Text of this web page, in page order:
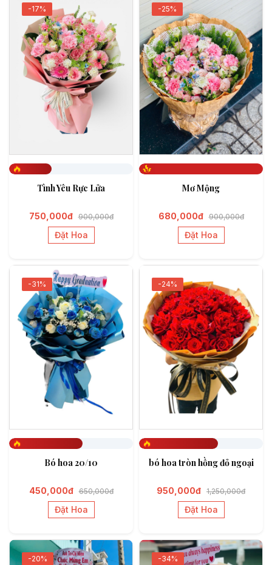
-17%
Tình Yêu Rực Lửa
750,000đ 900,000đ
Đặt Hoa
-25%
Mơ Mộng
680,000đ 900,000đ
Đặt Hoa
-31%
Bó hoa 20/10
450,000đ 650,000đ
Đặt Hoa
-24%
bó hoa tròn hồng đỏ ngoại
950,000đ 1,250,000đ
Đặt Hoa
-20% -34%